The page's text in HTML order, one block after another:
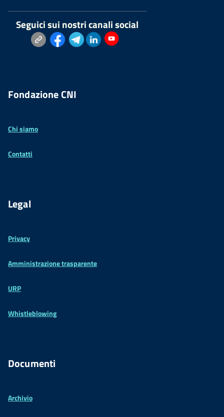
Seguici sui nostri canali social
Fondazione CNI
Chi siamo
Contatti
Legal
Privacy
Amministrazione trasparente
URP
Whistleblowing
Documenti
Archivio